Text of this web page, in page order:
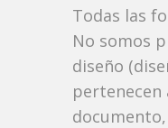
Todas las
No somos
diseño
pertenecen